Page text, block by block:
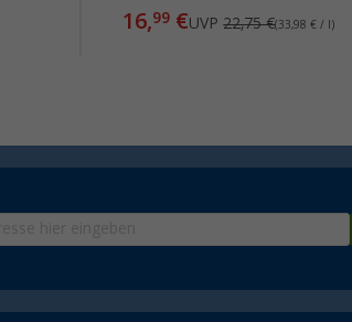
16,99 €UVP22,75 €(33,98 € / l)